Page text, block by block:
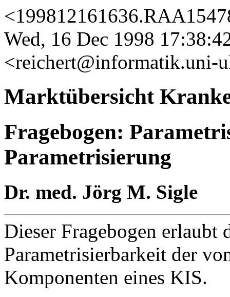
Wed, 16 Dec 1998
<reichert@informatik.uni-
Marktübersicht
Fragebogen:
Parametrisierung
Dr. med. Jörg M. Sigle
Dieser Fragebogen erlaubt
Parametrisierbarkeit der
Komponenten eines KIS.